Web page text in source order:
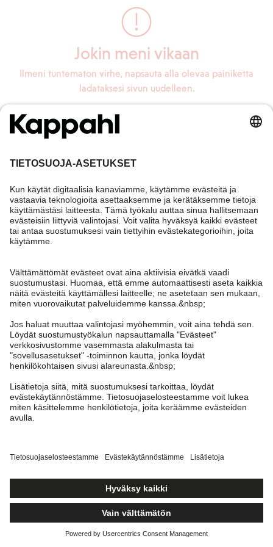
Jokin meni vikaan
Ilmeni tuntematon virhe, napsauta alla olevaa painiketta
ladataksesi sivun uudelleen.
Lataa sivu uudelleen